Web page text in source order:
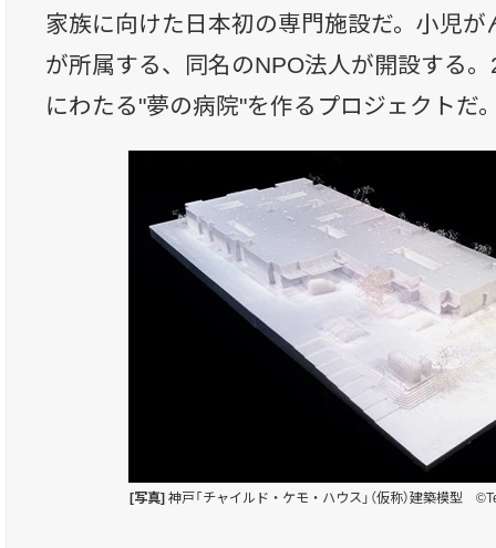
家族に向けた日本初の専門施設だ。小児
が所属する、同名のNPO法人が開設する
にわたる"夢の病院"を作るプロジェクトだ
[写真] 神戸「チャイルド・ケモ・ハウス」（仮称）建築模型